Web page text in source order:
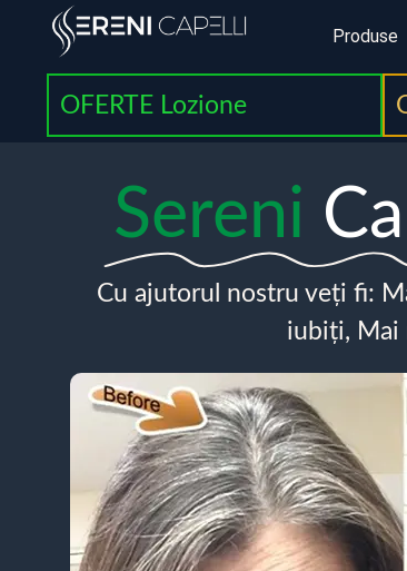
Produse
OFERTE Lozione
Sereni
Cu ajutorul nostru veți fi:
iubiți, Mai